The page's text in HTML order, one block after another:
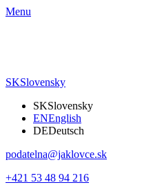
Menu
SKSlovensky
SKSlovensky
ENEnglish
DEDeutsch
podatelna@jaklovce.sk
+421 53 48 94 216